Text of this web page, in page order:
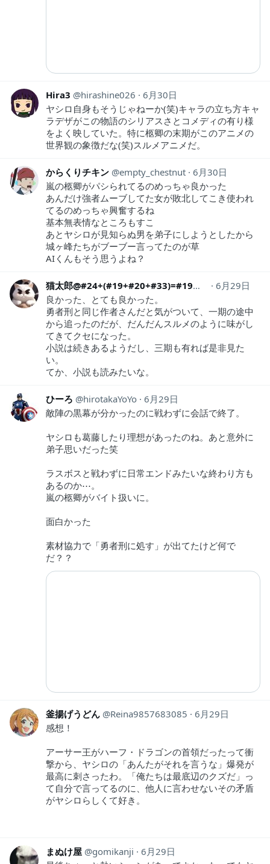
Hira3 hirashine026
6月30日
ヤシロ自身もそうじゃねーか(笑)キャラの立ち方キャ
ラデザがこの物語のシリアスさとコメディの有り様
をよく映していた。特に柩卿の末期がこのアニメの
世界観の象徴だな(笑)スルメアニメだ。
からくりチキン empty_chestnut 6月30日
嵐の柩卿がパシられてるのめっちゃ良かった
あんだけ強者ムーブしてた女が敗北してこき使われ
てるのめっちゃ興奮するね
基本無表情なところもすこ
あとヤシロが見知らぬ男を弟子にしようとしたから
城ヶ峰たちがブーブー言ってたのが草
AIくんもそう思うよね？
猫太郎@#24+(#19+#20+#33)=#19
6月29日
良かった、とても良かった。
勇者刑と同じ作者さんだと気がついて、一期の途中
から追ったのだが、だんだんスルメのように味がし
てきてクセになった。
小説は続きあるようだし、三期も有れば是非見た
い。
てか、小説も読みたいな。
ひーろ hirotakaYoYo 6月29日
敵陣の黒幕が分かったのに戦わずに会話で終了。
ヤシロも葛藤したり理想があったのね。あと意外に
弟子思いだった笑
ラスボスと戦わずに日常エンドみたいな終わり方も
あるのか⋯。
嵐の柩卿がバイト扱いに。
面白かった
素材協力で「勇者刑に処す」が出てたけど何で
だ？？
釜揚げうどん Reina9857683085
6月29日
感想！
アーサー王がハーフ・ドラゴンの首領だったって衝
撃から、ヤシロの「あんたがそれを言うな」爆発が
最高に刺さったわ。「俺たちは最底辺のクズだ」っ
て自分で言ってるのに、他人に言わせないその矛盾
がヤシロらしくて好き。
まぬけ屋 gomikanji
6月29日